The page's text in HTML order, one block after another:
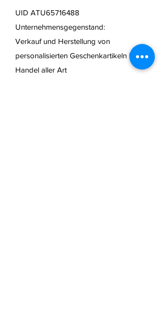
UID ATU65716488
Unternehmensgegenstand:
Verkauf und Herstellung von
personalisierten Geschenkartikeln incl.
Handel aller Art